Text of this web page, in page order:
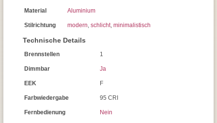
Material Aluminium
Stilrichtung modern, schlicht, minimalistisch
Technische Details
Brennstellen 1
Dimmbar Ja
EEK F
Farbwiedergabe 95 CRI
Fernbedienung Nein